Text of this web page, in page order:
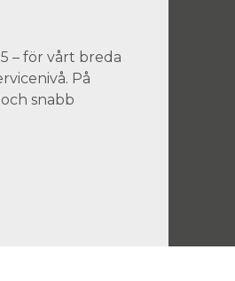
– för vårt breda
På
snabb